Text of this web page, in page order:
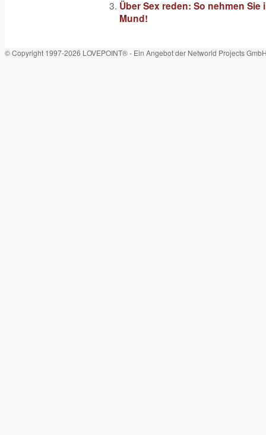
Über Sex reden: So nehmen
Mund!
© Copyright 1997-2026 LOVEPOINT® - Ein Angebot der Networld Projects